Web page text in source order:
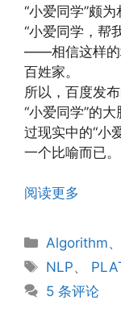
“小爱同学”颇为
“小爱同学，帮
——相信这样的
百姓家。
所以，百度发
“小爱同学”的
过现实中的“小
一个比喻而已。
阅读更多
分
类
Algorithm、
标
签
NLP、
5 条评论